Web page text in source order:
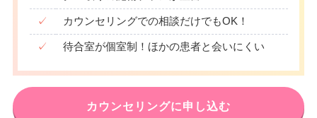
✓ カウンセリングでの相談だけでもOK！
✓ 待合室が個室制！ほかの患者と会いにくい
カウンセリングに申し込む